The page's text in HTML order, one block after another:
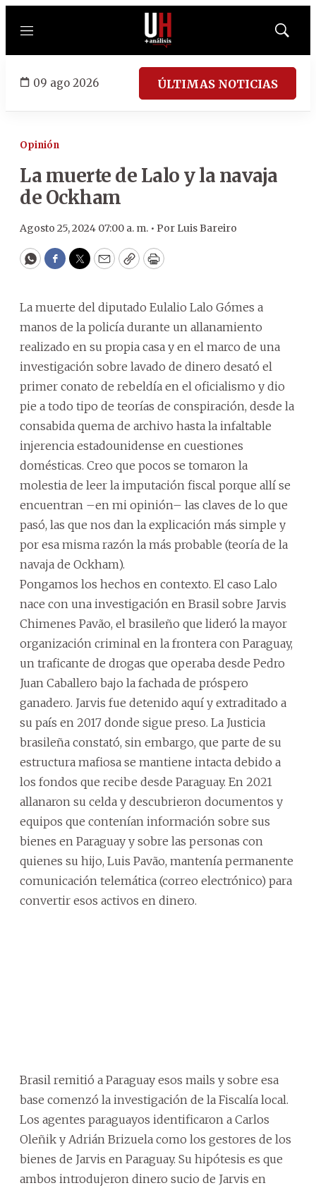
Menú
Mostrar
09 ago 2026 ÚLTIMAS NOTICIAS
Opinión
La muerte de Lalo y la navaja
de Ockham
Agosto 25, 2024 07:00 a. m. • Por Luis Bareiro
WhatsApp
Facebook
Twitter
EmailCopyPrint
La muerte del diputado Eulalio Lalo Gómes a
manos de la policía durante un allanamiento
realizado en su propia casa y en el marco de una
investigación sobre lavado de dinero desató el
primer conato de rebeldía en el oficialismo y dio
pie a todo tipo de teorías de conspiración, desde la
consabida quema de archivo hasta la infaltable
injerencia estadounidense en cuestiones
domésticas. Creo que pocos se tomaron la
molestia de leer la imputación fiscal porque allí se
encuentran –en mi opinión– las claves de lo que
pasó, las que nos dan la explicación más simple y
por esa misma razón la más probable (teoría de la
navaja de Ockham).
Pongamos los hechos en contexto. El caso Lalo
nace con una investigación en Brasil sobre Jarvis
Chimenes Pavão, el brasileño que lideró la mayor
organización criminal en la frontera con Paraguay,
un traficante de drogas que operaba desde Pedro
Juan Caballero bajo la fachada de próspero
ganadero. Jarvis fue detenido aquí y extraditado a
su país en 2017 donde sigue preso. La Justicia
brasileña constató, sin embargo, que parte de su
estructura mafiosa se mantiene intacta debido a
los fondos que recibe desde Paraguay. En 2021
allanaron su celda y descubrieron documentos y
equipos que contenían información sobre sus
bienes en Paraguay y sobre las personas con
quienes su hijo, Luis Pavão, mantenía permanente
comunicación telemática (correo electrónico) para
convertir esos activos en dinero.
Brasil remitió a Paraguay esos mails y sobre esa
base comenzó la investigación de la Fiscalía local.
Los agentes paraguayos identificaron a Carlos
Oleñik y Adrián Brizuela como los gestores de los
bienes de Jarvis en Paraguay. Su hipótesis es que
ambos introdujeron dinero sucio de Jarvis en